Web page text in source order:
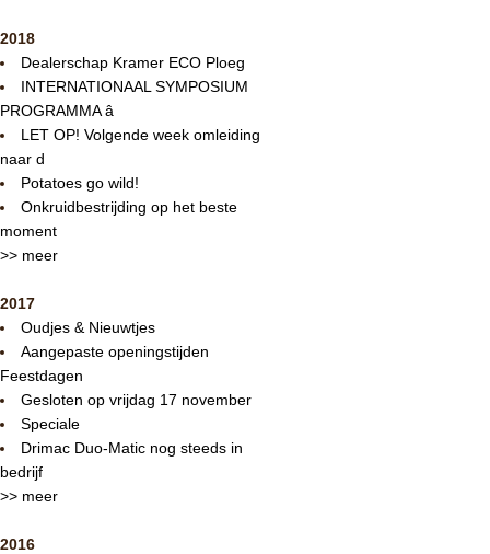
2018
Dealerschap Kramer ECO Ploeg
INTERNATIONAAL SYMPOSIUM
PROGRAMMA â
LET OP! Volgende week omleiding
naar d
Potatoes go wild!
Onkruidbestrijding op het beste
moment
>> meer
2017
Oudjes & Nieuwtjes
Aangepaste openingstijden
Feestdagen
Gesloten op vrijdag 17 november
Speciale
Drimac Duo-Matic nog steeds in
bedrijf
>> meer
2016